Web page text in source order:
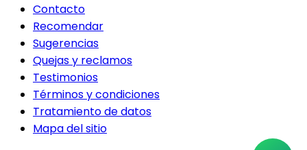
Contacto
Recomendar
Sugerencias
Quejas y reclamos
Testimonios
Términos y condiciones
Tratamiento de datos
Mapa del sitio